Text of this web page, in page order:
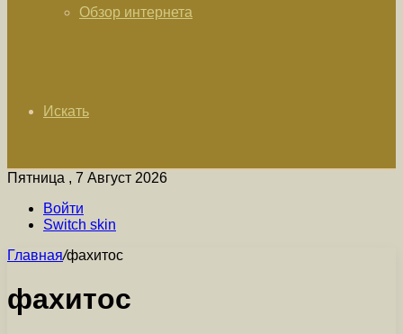
Обзор интернета
Искать
Пятница , 7 Август 2026
Войти
Switch skin
Главная/фахитос
фахитос